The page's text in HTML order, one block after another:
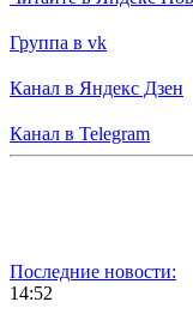
Группа в vk
Канал в Яндекс Дзен
Канал в Telegram
Последние новости:
14:52